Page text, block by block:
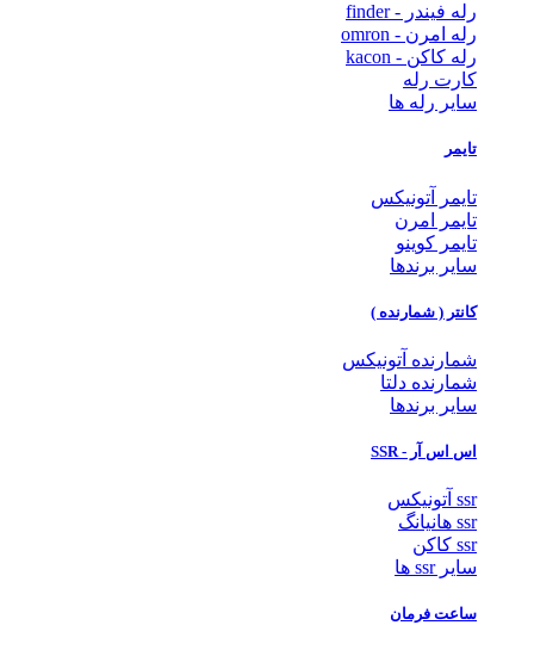
رله فیندر - finder
رله امرن - omron
رله کاکن - kacon
کارت رله
سایر رله ها
تایمر
تایمر آتونیکس
تایمر امرن
تایمر کوینو
سایر برندها
کانتر ( شمارنده )
شمارنده آتونیکس
شمارنده دلتا
سایر برندها
اس اس آر - SSR
ssr آتونیکس
ssr هانیانگ
ssr کاکن
سایر ssr ها
ساعت فرمان